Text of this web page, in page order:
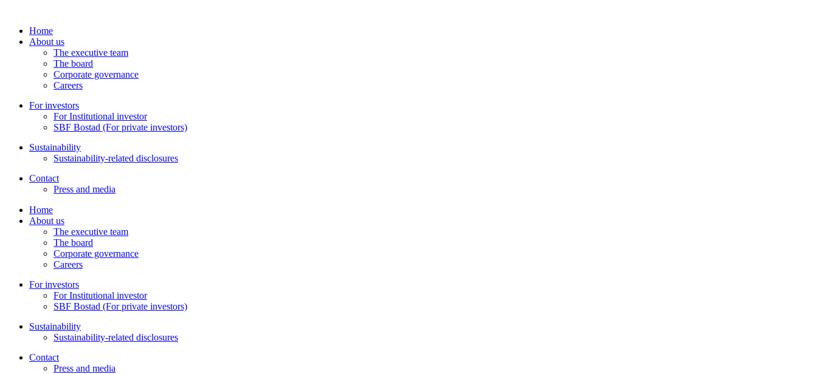
Home
About us
The executive team
The board
Corporate governance
Careers
For investors
For Institutional investor
SBF Bostad (For private investors)
Sustainability
Sustainability-related disclosures
Contact
Press and media
Home
About us
The executive team
The board
Corporate governance
Careers
For investors
For Institutional investor
SBF Bostad (For private investors)
Sustainability
Sustainability-related disclosures
Contact
Press and media